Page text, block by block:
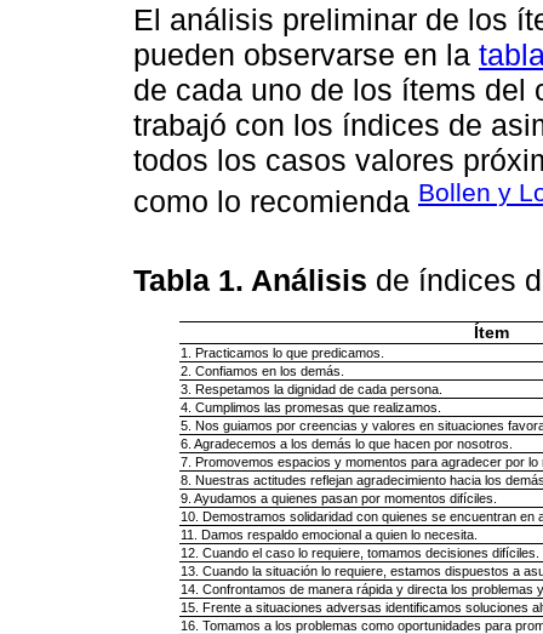
El análisis preliminar de los
pueden observarse en la
de cada uno de los ítems del
trabajó con los índices de
todos los casos valores
como lo recomienda Bollen y
Tabla 1. Análisis de índices
Ítem
1. Practicamos lo que predicamos.
2. Confiamos en los demás.
3. Respetamos la dignidad de cada persona.
4. Cumplimos las promesas que realizamos.
5. Nos guiamos por creencias y valores en situaciones
6. Agradecemos a los demás lo que hacen por nosotros.
7. Promovemos espacios y momentos para agradecer por lo
8. Nuestras actitudes reflejan agradecimiento hacia los
9. Ayudamos a quienes pasan por momentos difíciles.
10. Demostramos solidaridad con quienes se encuentran en
11. Damos respaldo emocional a quien lo necesita.
12. Cuando el caso lo requiere, tomamos decisiones difíciles.
13. Cuando la situación lo requiere, estamos dispuestos a
14. Confrontamos de manera rápida y directa los problemas
15. Frente a situaciones adversas identificamos soluciones
16. Tomamos a los problemas como oportunidades para